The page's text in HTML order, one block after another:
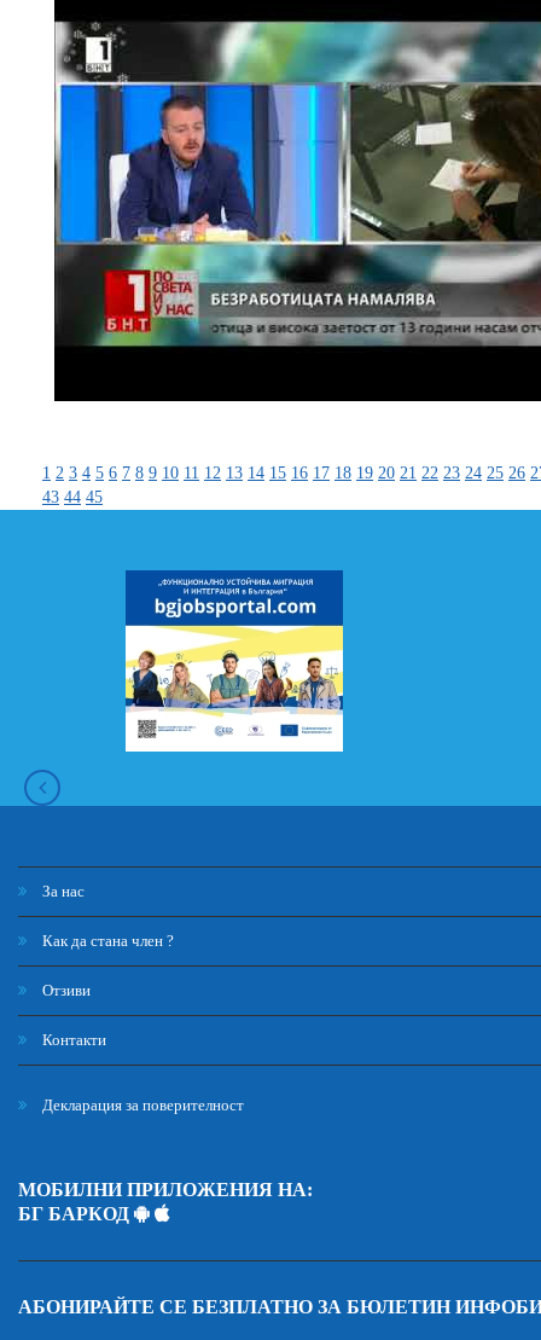
1 2 3 4 5 6 7 8 9 10 11 12 13 14 15 16 17 18 19 20 21 22 23 24 25 26
43 44 45
За нас
Как да стана член ?
Отзиви
Контакти
Декларация за поверителност
МОБИЛНИ ПРИЛОЖЕНИЯ НА:
БГ БАРКОД
АБОНИРАЙТЕ СЕ БЕЗПЛАТНО ЗА БЮЛЕТИН